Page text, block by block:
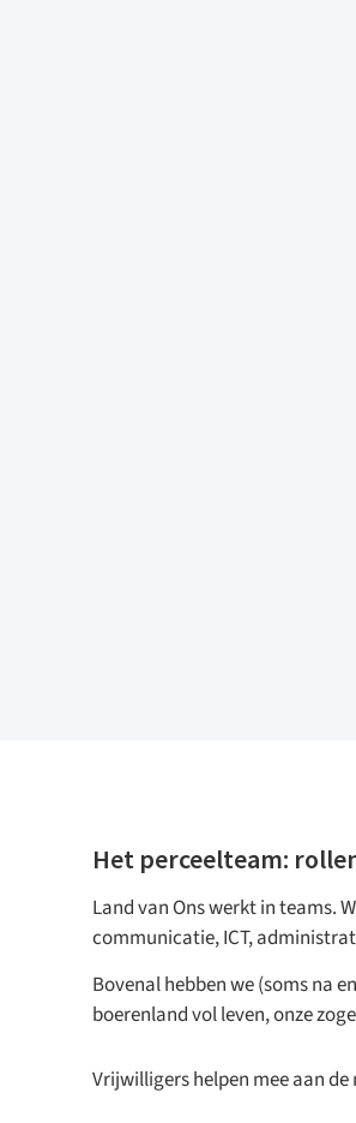
Het perceelteam:
Land van Ons werkt in teams.
communicatie, ICT,
Bovenal hebben we (soms na
boerenland vol leven, onze
Vrijwilligers helpen mee aan